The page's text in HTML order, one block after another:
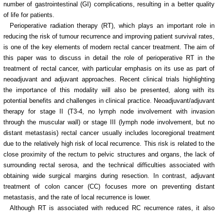
number of gastrointestinal (GI) complications, resulting in a better quality
of life for patients.
Perioperative radiation therapy (RT), which plays an important role in
reducing the risk of tumour recurrence and improving patient survival rates,
is one of the key elements of modern rectal cancer treatment. The aim of
this paper was to discuss in detail the role of perioperative RT in the
treatment of rectal cancer, with particular emphasis on its use as part of
neoadjuvant and adjuvant approaches. Recent clinical trials highlighting
the importance of this modality will also be presented, along with its
potential benefits and challenges in clinical practice. Neoadjuvant/adjuvant
therapy for stage II (T3-4, no lymph node involvement with invasion
through the muscular wall) or stage III (lymph node involvement, but no
distant metastasis) rectal cancer usually includes locoregional treatment
due to the relatively high risk of local recurrence. This risk is related to the
close proximity of the rectum to pelvic structures and organs, the lack of
surrounding rectal serosa, and the technical difficulties associated with
obtaining wide surgical margins during resection. In contrast, adjuvant
treatment of colon cancer (CC) focuses more on preventing distant
metastasis, and the rate of local recurrence is lower.
Although RT is associated with reduced RC recurrence rates, it also